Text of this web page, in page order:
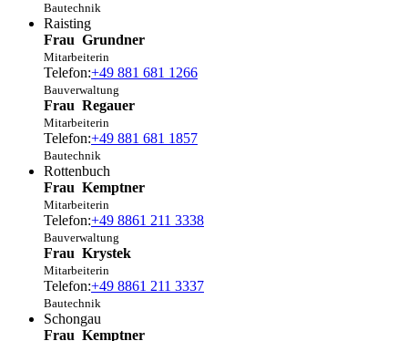
Bautechnik
Raisting
Frau Grundner
Mitarbeiterin
Telefon:+49 881 681 1266
Bauverwaltung
Frau Regauer
Mitarbeiterin
Telefon:+49 881 681 1857
Bautechnik
Rottenbuch
Frau Kemptner
Mitarbeiterin
Telefon:+49 8861 211 3338
Bauverwaltung
Frau Krystek
Mitarbeiterin
Telefon:+49 8861 211 3337
Bautechnik
Schongau
Frau Kemptner